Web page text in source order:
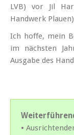
LVB) vor Jil
Handwerk
Ich hoffe, mein
im nächsten
Ausgabe des
•